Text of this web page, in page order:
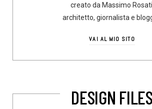
creato da Massimo
architetto, giornalista e
VAI AL MIO SITO
DESIGN FILES